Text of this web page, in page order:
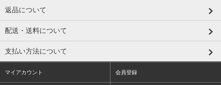
返品について
配送・送料について
支払い方法について
マイアカウント 会員登録